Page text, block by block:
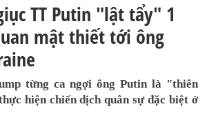
TT Putin "lật tẩy" 1
mật thiết tới ông
từng ca ngợi ông Putin là "thiên
hiện chiến dịch quân sự đặc biệt ở